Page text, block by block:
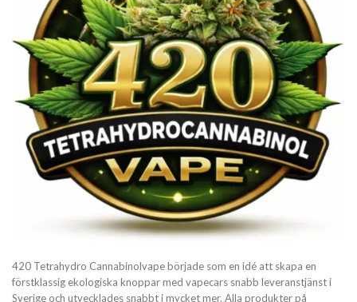
420 Tetrahydro Cannabinolvape började som en idé att skapa en
förstklassig ekologiska knoppar med vapecars snabb leveranstjänst i
Sverige och utvecklades snabbt i mycket mer. Alla produkter på